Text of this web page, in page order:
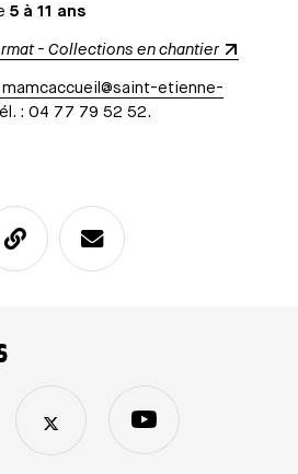
5 à 11 ans
- Collections en chantier
mamcaccueil@saint-etienne-
: 04 77 79 52 52.